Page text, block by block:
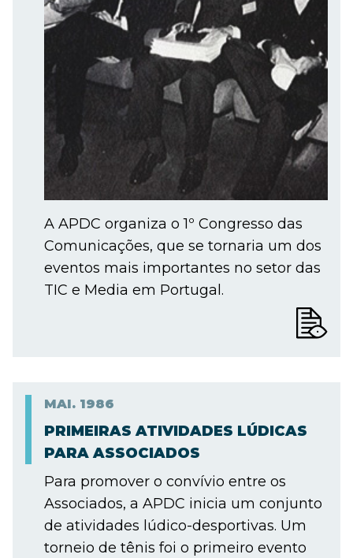
A APDC organiza o 1º Congresso das
Comunicações, que se tornaria um dos
eventos mais importantes no setor das
TIC e Media em Portugal.
MAI. 1986
PRIMEIRAS ATIVIDADES LÚDICAS
PARA ASSOCIADOS
Para promover o convívio entre os
Associados, a APDC inicia um conjunto
de atividades lúdico-desportivas. Um
torneio de tênis foi o primeiro evento